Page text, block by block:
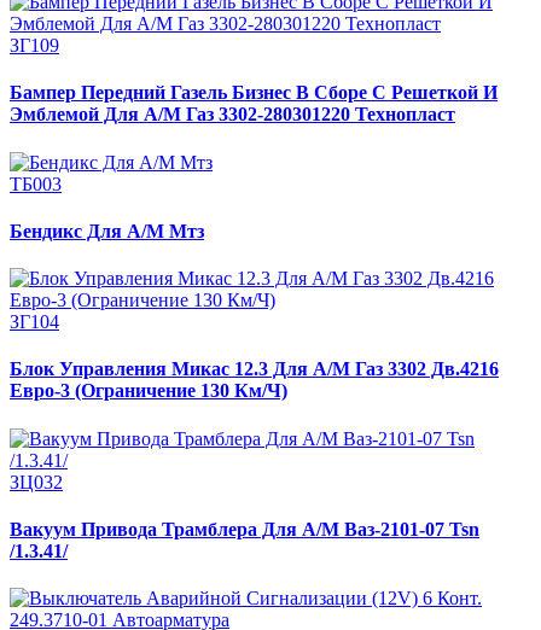
ЗГ109
Бампер Передний Газель Бизнес В Сборе С Решеткой И
Эмблемой Для А/М Газ 3302-280301220 Технопласт
ТБ003
Бендикс Для А/М Мтз
ЗГ104
Блок Управления Микас 12.3 Для А/М Газ 3302 Дв.4216
Евро-3 (Ограничение 130 Км/Ч)
ЗЦ032
Вакуум Привода Трамблера Для А/М Ваз-2101-07 Tsn
/1.3.41/